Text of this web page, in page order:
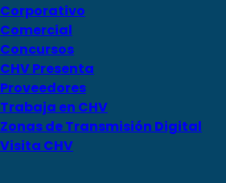
Corporativo
Comercial
Concursos
CHV Presenta
Proveedores
Trabaja en CHV
Zonas de Transmisión Digital
Visita CHV